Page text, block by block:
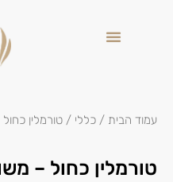
עמוד הבית / כללי / טורמלין
טורמלין כחול –